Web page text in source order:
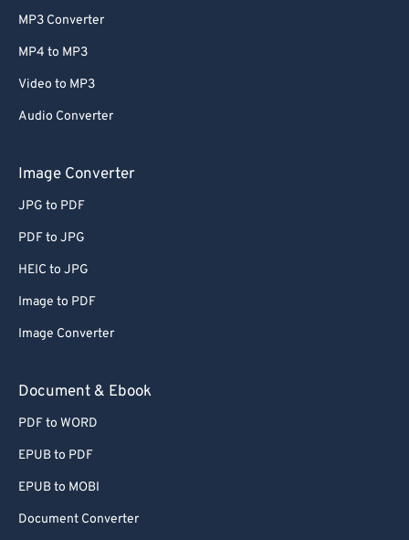
MP3 Converter
MP4 to MP3
Video to MP3
Audio Converter
Image Converter
JPG to PDF
PDF to JPG
HEIC to JPG
Image to PDF
Image Converter
Document & Ebook
PDF to WORD
EPUB to PDF
EPUB to MOBI
Document Converter